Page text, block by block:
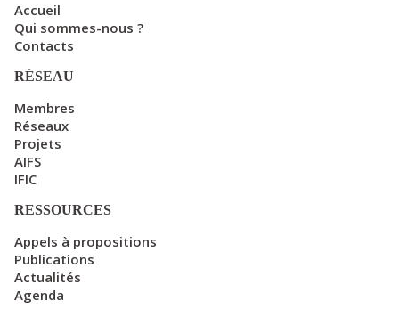
Accueil
Qui sommes-nous ?
Contacts
RÉSEAU
Membres
Réseaux
Projets
AIFS
IFIC
RESSOURCES
Appels à propositions
Publications
Actualités
Agenda